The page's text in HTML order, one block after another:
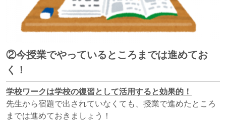
②今授業でやっているところまでは進めてお
く！
学校ワークは学校の復習として活用すると効果的！
先生から宿題で出されていなくても、授業で進めたところ
までは進めておきましょう！